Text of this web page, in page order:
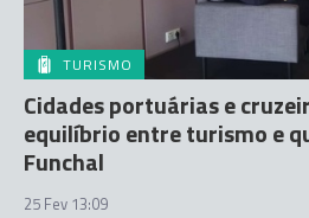
TURISMO
Cidades portuárias e
equilíbrio entre turismo e
Funchal
25 Fev 13:09